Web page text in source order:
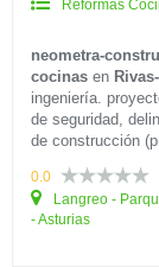
Reformas
neometra-
cocinas en
ingeniería.
de seguridad,
de construcción
0.0
Langreo -
- Asturias